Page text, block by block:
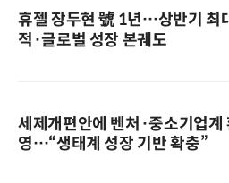
휴젤 장두현 號 1년…상반기 최
적·글로벌 성장 본궤도
세제개편안에 벤처·중소기업계
영…“생태계 성장 기반 확충”